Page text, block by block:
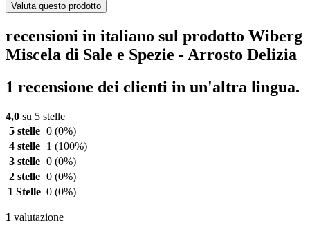
Valuta questo prodotto
recensioni in italiano sul prodotto Wiberg
Miscela di Sale e Spezie - Arrosto Delizia
1 recensione dei clienti in un'altra lingua.
4,0 su 5 stelle
5 stelle 0 (0%)
4 stelle
1 (100%)
3 stelle 0 (0%)
2 stelle 0 (0%)
1 Stelle 0 (0%)
1 valutazione